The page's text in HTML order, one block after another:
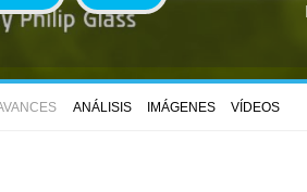
ANÁLISIS IMÁGENES VÍDEOS